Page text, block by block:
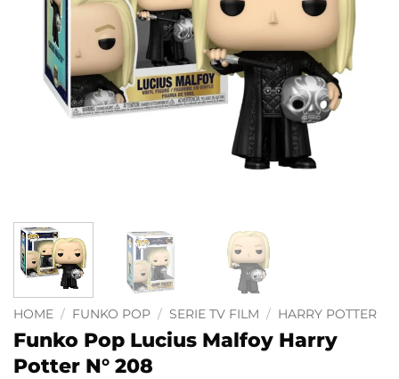
HOME / FUNKO POP / SERIE TV FILM / HARRY POTTER
Funko Pop Lucius Malfoy Harry
Potter N° 208